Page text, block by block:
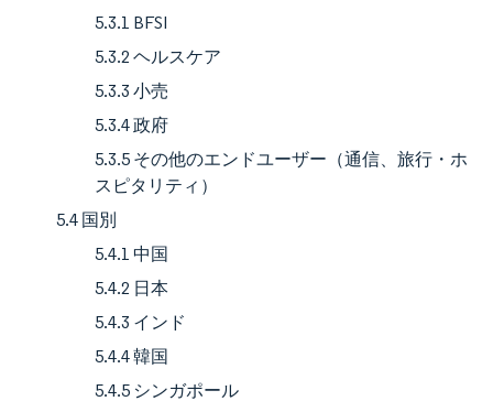
5.3.1 BFSI
5.3.2 ヘルスケア
5.3.3 小売
5.3.4 政府
5.3.5 その他のエンドユーザー（通信、旅行・ホ
スピタリティ）
5.4 国別
5.4.1 中国
5.4.2 日本
5.4.3 インド
5.4.4 韓国
5.4.5 シンガポール